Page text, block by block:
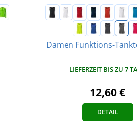
Damen Funktions-
LIEFERZEIT BIS ZU 7
12,60 €
DETAIL